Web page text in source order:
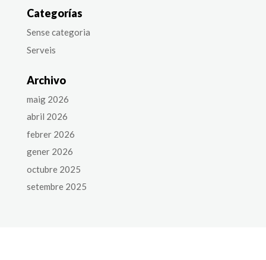
Categorías
Sense categoria
Serveis
Archivo
maig 2026
abril 2026
febrer 2026
gener 2026
octubre 2025
setembre 2025